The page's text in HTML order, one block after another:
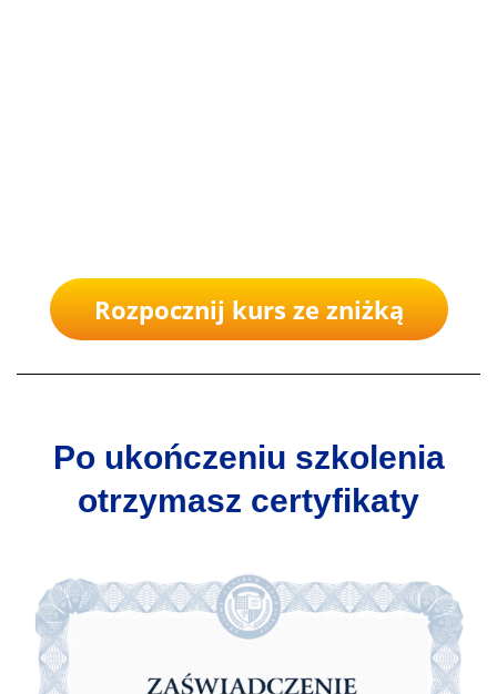
Rozpocznij kurs ze zniżką
Po ukończeniu szkolenia
otrzymasz certyfikaty